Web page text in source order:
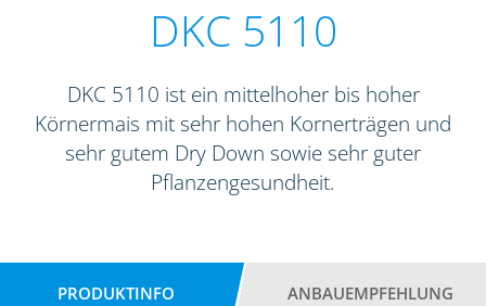
DKC 5110
DKC 5110 ist ein mittelhoher bis hoher
Körnermais mit sehr hohen Kornerträgen und
sehr gutem Dry Down sowie sehr guter
Pflanzengesundheit.
PRODUKTINFO ANBAUEMPFEHLUNG